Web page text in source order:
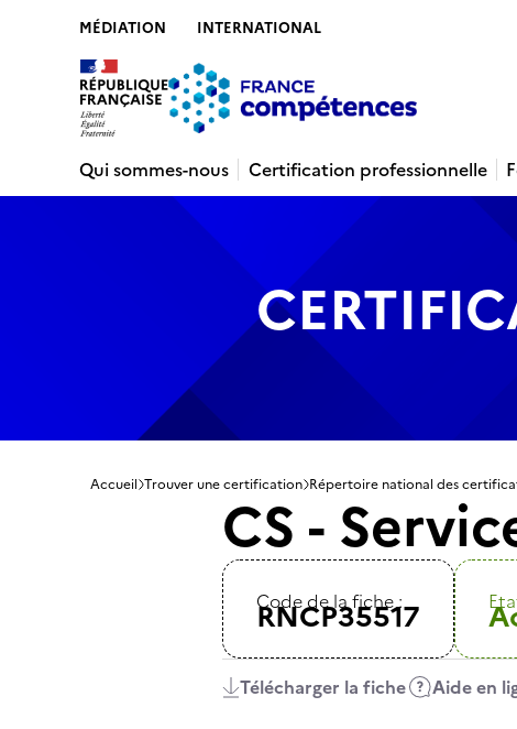
MÉDIATION INTERNATIONAL
Qui sommes-nous
Certification professionnelle
Accueil Trouver une certification Répertoire national des
CS -
Code de la fiche :
RNCP35517
Télécharger la fiche Aide en